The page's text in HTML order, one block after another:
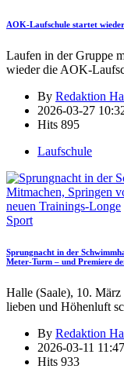
AOK-Laufschule startet
Laufen in der Gruppe
wieder die AOK-
By Redaktion
2026-03-27
Hits 895
Laufschule
Sport
Sprungnacht in der
Meter-Turm – und Premiere
Halle (Saale), 10.
lieben und Höhenluft
By Redaktion
2026-03-11
Hits 933